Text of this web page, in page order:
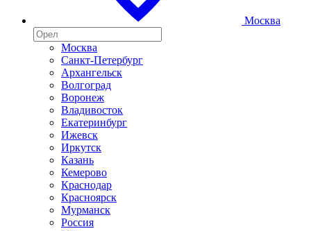
Москва
Москва
Санкт-Петербург
Архангельск
Волгоград
Воронеж
Владивосток
Екатеринбург
Ижевск
Иркутск
Казань
Кемерово
Краснодар
Красноярск
Мурманск
Россия